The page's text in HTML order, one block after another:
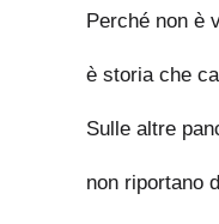
Perché non è
è storia che
Sulle altre
non riportano